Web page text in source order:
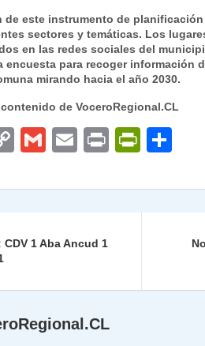
de este instrumento de
sectores y temáticas. Los
en las redes sociales del
encuesta para recoger información
mirando hacia el año 2030.
de VoceroRegional.CL
C
p
Li
k
G
ai
E
ai
P
nt
P
nt
dl
m
ar
1 Aba Ancud 1